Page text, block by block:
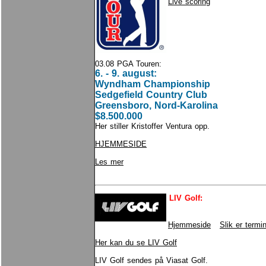
03.08 PGA Touren:
6. - 9. august:
Wyndham Championship
Sedgefield Country Club
Greensboro, Nord-Karolina
$8.500.000
Her stiller Kristoffer Ventura opp.
HJEMMESIDE
Les mer
LIV Golf:
Hjemmeside
Slik er
Her kan du se LIV Golf
LIV Golf sendes på Viasat Golf.